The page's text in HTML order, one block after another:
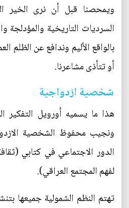
ويمحصنا قبل أن نرى الخير
السرديات التاريخية
بالواقع الأليم وندافع عن الظلم
أو تتأذى مشاعرنا.
شخصية ازدواجية
هذا ما يسميه أورويل التفكير
ونجيب محفوظ الشخصية
الدور الاجتماعي في كتابي
لفهم المجتمع العراقي).
تهتم النظم الشمولية جميعها